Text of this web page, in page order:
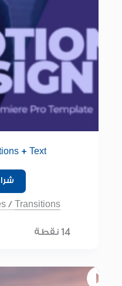
+ Text
/ Transitions
14 نقطة